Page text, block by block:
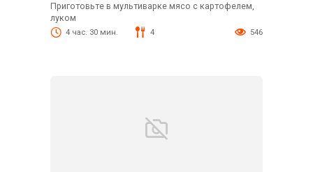
Приготовьте в мультиварке мясо с картофелем,
луком
4 час. 30 мин. 4 546